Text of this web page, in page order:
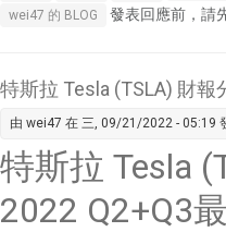
wei47 的 BLOG 發表回應前，請
特斯拉 Tesla (TSLA) 財報
由 wei47 在 三, 09/21/2022 - 05:19
特斯拉 Tesla
2022 Q2+Q3